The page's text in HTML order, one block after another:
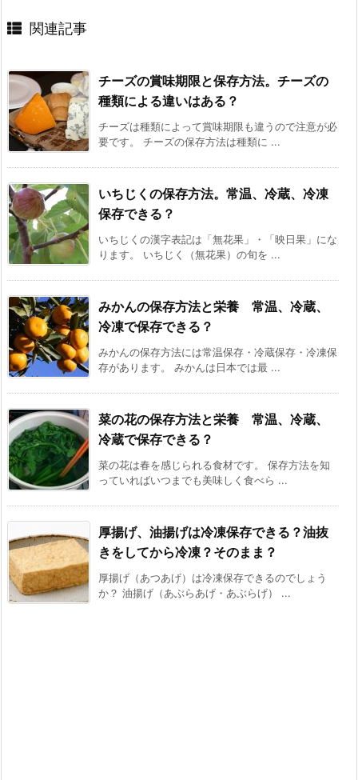
関連記事
チーズの賞味期限と保存方法。チーズの
種類による違いはある？
チーズは種類によって賞味期限も違うので注意が必
要です。 チーズの保存方法は種類に ...
いちじくの保存方法。常温、冷蔵、冷凍
保存できる？
いちじくの漢字表記は「無花果」・「映日果」にな
ります。 いちじく（無花果）の旬を ...
みかんの保存方法と栄養 常温、冷蔵、
冷凍で保存できる？
みかんの保存方法には常温保存・冷蔵保存・冷凍保
存があります。 みかんは日本では最 ...
菜の花の保存方法と栄養 常温、冷蔵、
冷蔵で保存できる？
菜の花は春を感じられる食材です。 保存方法を知
っていればいつまでも美味しく食べら ...
厚揚げ、油揚げは冷凍保存できる？油抜
きをしてから冷凍？そのまま？
厚揚げ（あつあげ）は冷凍保存できるのでしょう
か？ 油揚げ（あぶらあげ・あぶらげ） ...